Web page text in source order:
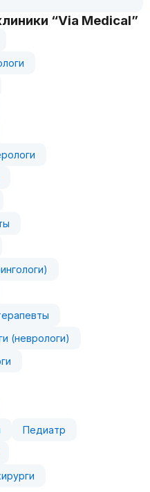
“Via Medical”
(неврологи)
Педиатр